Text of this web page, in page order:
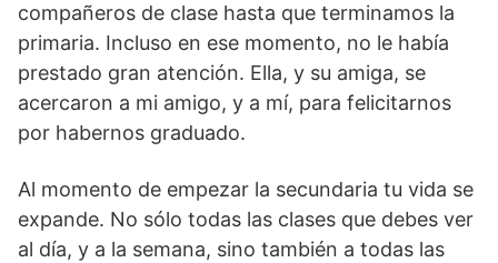
compañeros de clase hasta que terminamos la
primaria. Incluso en ese momento, no le había
prestado gran atención. Ella, y su amiga, se
acercaron a mi amigo, y a mí, para felicitarnos
por habernos graduado.
Al momento de empezar la secundaria tu vida se
expande. No sólo todas las clases que debes ver
al día, y a la semana, sino también a todas las